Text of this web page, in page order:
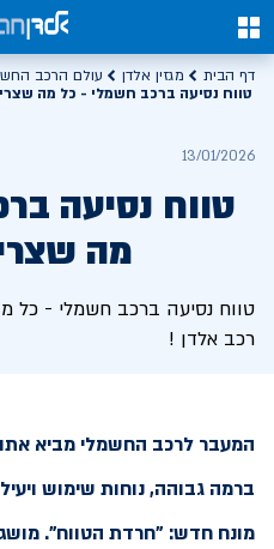
0
דף הבית מגזין אלדן עולם הרכב
טווח נסיעה ברכב חשמלי - כל מה
13/01/2026
טווח נסיעה
מה
טווח נסיעה ברכב חשמלי - כל
רכב אלדן !
המעבר לרכב החשמלי מביא אתו
ברמה גבוהה, נוחות שימוש
מונח חדש: "חרדת הטווח".